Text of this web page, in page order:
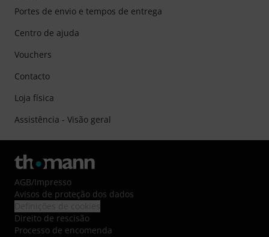
Portes de envio e tempos de entrega
Centro de ajuda
Vouchers
Contacto
Loja física
Assistência - Visão geral
AGB/Impresso
Avisos de proteção dos dados
Direito de rescisão
Processo de encomenda